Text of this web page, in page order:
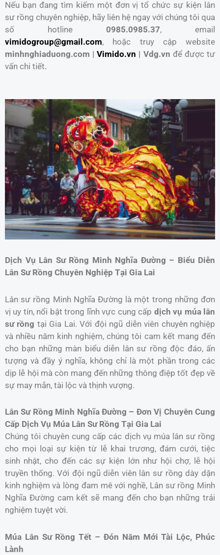
Nếu bạn đang tìm kiếm một đơn vị tổ chức sự kiện lân
sư rồng chuyên nghiệp, hãy liên hệ ngay với chúng tôi qua
số hotline 0985.0985.37, email
vimidogroup@gmail.com, hoặc truy cập website
minhnghiaduong.com |Vimido.vn | Vdg.vn để được tư
vấn chi tiết.
Dịch Vụ Lân Sư Rồng Minh Nghĩa Đường – Biểu Diễn
Lân Sư Rồng Chuyên Nghiệp Tại Gia Lai
Lân sư rồng Minh Nghĩa Đường là một trong những đơn
vị uy tín, nổi bật trong lĩnh vực cung cấp dịch vụ múa lân
sư rồng tại Gia Lai. Với đội ngũ diễn viên chuyên nghiệp
và nhiều năm kinh nghiệm, chúng tôi cam kết mang đến
cho bạn những màn biểu diễn lân sư rồng độc đáo, ấn
tượng và đầy ý nghĩa, không chỉ là một phần trong các
dịp lễ hội mà còn mang đến những thông điệp tốt đẹp về
sự may mắn, tài lộc và thịnh vượng.
Lân Sư Rồng Minh Nghĩa Đường – Đơn Vị Chuyên Cung
Cấp Dịch Vụ Múa Lân Sư Rồng Tại Gia Lai
Chúng tôi chuyên cung cấp các dịch vụ múa lân sư rồng
cho mọi loại sự kiện từ lễ khai trương, đám cưới, tiệc
sinh nhật, cho đến các sự kiện lớn như hội chợ, lễ hội
truyền thống. Với đội ngũ diễn viên lân sư rồng dày dặn
kinh nghiệm và lòng đam mê với nghề, Lân sư rồng Minh
Nghĩa Đường cam kết sẽ mang đến cho bạn những trải
nghiệm tuyệt vời.
Múa Lân Sư Rồng Tết – Đón Năm Mới Tài Lộc, Phúc
Lành